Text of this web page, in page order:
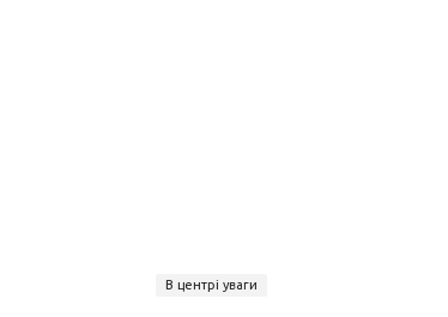
В центрі уваги